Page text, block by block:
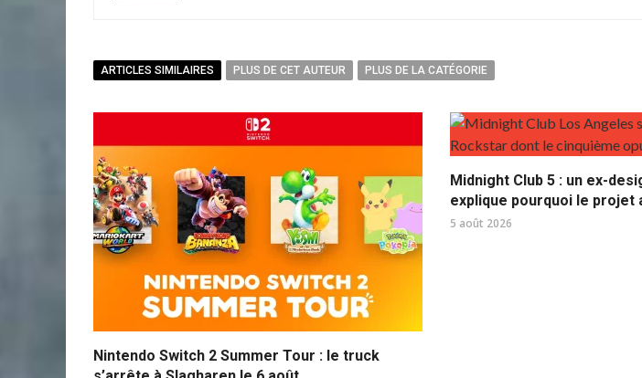
ARTICLES SIMILAIRES PLUS DE CET AUTEUR PLUS DE LA CATÉGORIE
Nintendo Switch 2 Summer Tour : le truck
Midnight Club 5 : un ex-
explique pourquoi le projet
5 août 2026